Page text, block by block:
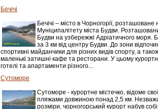
Бечічі
Бечічі – місто в Чорногорії, розташоване
Муніципалітету міста Будви.
Будви на узбережжі Адріатичного моря.
за 3 км від центру Будви. До зони
спортивні майданчики для різних видів спорту, а
маленькі затишні кафе та ресторани. У цьому
готелі та апартаменти різного...
Сутоморе
Сутоморе - курортне містечко, відоме
пляжами довжиною понад 2,5 км.
розміри, чорногорський курорт набув